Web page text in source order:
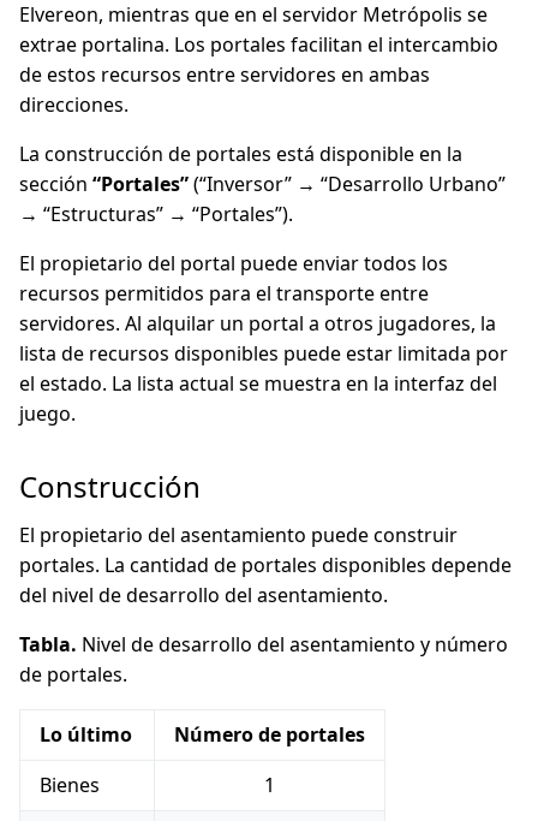
Elvereon, mientras que en el servidor Metrópolis se
extrae portalina. Los portales facilitan el intercambio
de estos recursos entre servidores en ambas
direcciones.
La construcción de portales está disponible en la
sección “Portales”(“Inversor” → “Desarrollo Urbano”
→ “Estructuras” → “Portales”).
El propietario del portal puede enviar todos los
recursos permitidos para el transporte entre
servidores. Al alquilar un portal a otros jugadores, la
lista de recursos disponibles puede estar limitada por
el estado. La lista actual se muestra en la interfaz del
juego.
Construcción
El propietario del asentamiento puede construir
portales. La cantidad de portales disponibles depende
del nivel de desarrollo del asentamiento.
Tabla. Nivel de desarrollo del asentamiento y número
de portales.
Lo último
Número de portales
Bienes
1